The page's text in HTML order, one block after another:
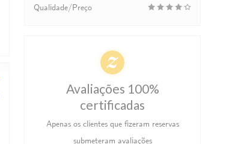
Qualidade/Preço
Avaliações 100%
certificadas
Apenas os clientes que fizeram reservas
submeteram avaliações